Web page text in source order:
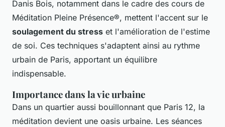
Danis Bois, notamment dans le cadre des cours de
Méditation Pleine Présence®, mettent l'accent sur le
soulagement du stress et l'amélioration de l'estime
de soi. Ces techniques s'adaptent ainsi au rythme
urbain de Paris, apportant un équilibre
indispensable.
Importance dans la vie urbaine
Dans un quartier aussi bouillonnant que Paris 12, la
méditation devient une oasis urbaine. Les séances